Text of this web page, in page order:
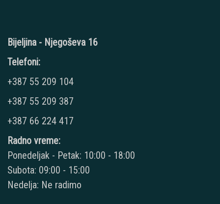
Bijeljina - Njegoševa 16
Telefoni:
+387 55 209 104
+387 55 209 387
+387 66 224 417
Radno vreme:
Ponedeljak - Petak: 10:00 - 18:00
Subota: 09:00 - 15:00
Nedelja: Ne radimo